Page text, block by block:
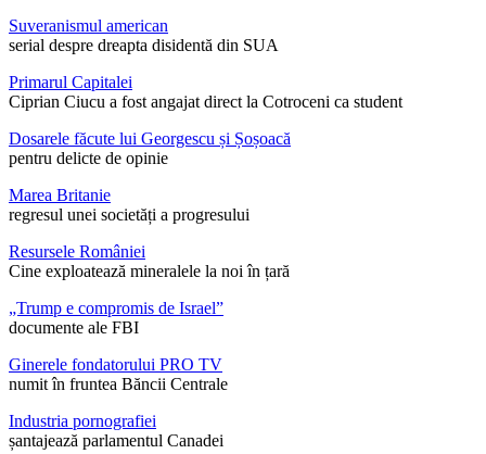
Suveranismul american
serial despre dreapta disidentă din SUA
Primarul Capitalei
Ciprian Ciucu a fost angajat direct la Cotroceni ca student
Dosarele făcute lui Georgescu și Șoșoacă
pentru delicte de opinie
Marea Britanie
regresul unei societăți a progresului
Resursele României
Cine exploatează mineralele la noi în țară
„Trump e compromis de Israel”
documente ale FBI
Ginerele fondatorului PRO TV
numit în fruntea Băncii Centrale
Industria pornografiei
șantajează parlamentul Canadei